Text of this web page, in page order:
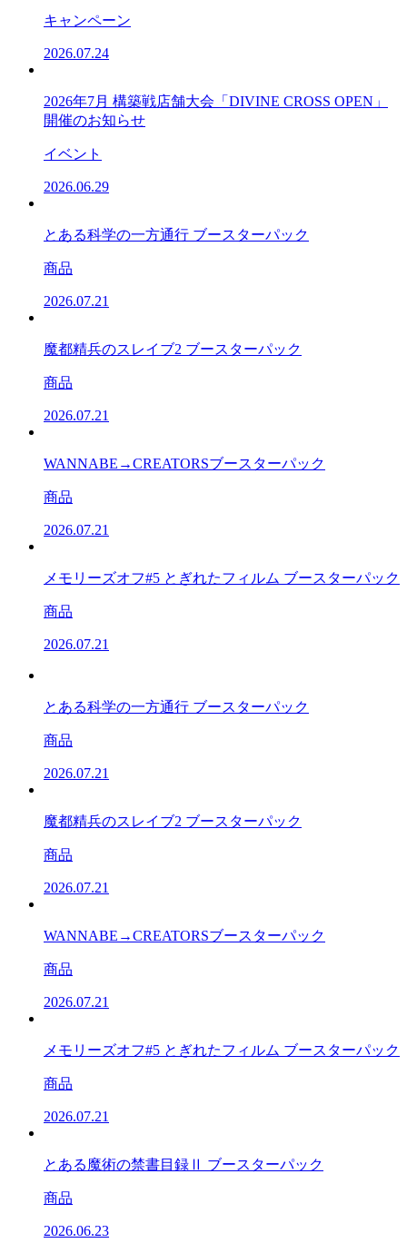
キャンペーン
2026.07.24
2026年7月 構築戦店舗大会「DIVINE CROSS OPEN」
開催のお知らせ
イベント
2026.06.29
とある科学の一方通行 ブースターパック
商品
2026.07.21
魔都精兵のスレイブ2 ブースターパック
商品
2026.07.21
WANNABE→CREATORSブースターパック
商品
2026.07.21
メモリーズオフ#5 とぎれたフィルム ブースターパック
商品
2026.07.21
とある科学の一方通行 ブースターパック
商品
2026.07.21
魔都精兵のスレイブ2 ブースターパック
商品
2026.07.21
WANNABE→CREATORSブースターパック
商品
2026.07.21
メモリーズオフ#5 とぎれたフィルム ブースターパック
商品
2026.07.21
とある魔術の禁書目録Ⅱ ブースターパック
商品
2026.06.23